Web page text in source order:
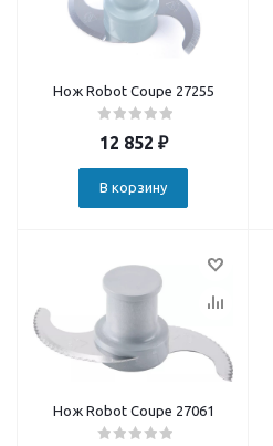
Нож Robot Coupe 27255
12 852 ₽
В корзину
Нож Robot Coupe 27061